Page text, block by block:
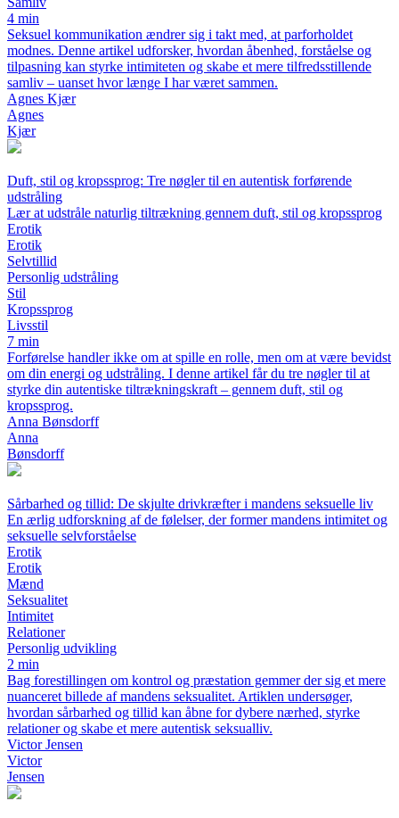
4 min
Seksuel kommunikation ændrer sig i takt med, at parforholdet
modnes. Denne artikel udforsker, hvordan åbenhed, forståelse og
tilpasning kan styrke intimiteten og skabe et mere tilfredsstillende
samliv – uanset hvor længe I har været sammen.
Agnes Kjær
Agnes
Kjær
Duft, stil og kropssprog: Tre nøgler til en autentisk forførende
udstråling
Lær at udstråle naturlig tiltrækning gennem duft, stil og kropssprog
Erotik
Erotik
Selvtillid
Personlig udstråling
Stil
Kropssprog
Livsstil
7 min
Forførelse handler ikke om at spille en rolle, men om at være bevidst
om din energi og udstråling. I denne artikel får du tre nøgler til at
styrke din autentiske tiltrækningskraft – gennem duft, stil og
kropssprog.
Anna Bønsdorff
Anna
Bønsdorff
Sårbarhed og tillid: De skjulte drivkræfter i mandens seksuelle liv
En ærlig udforskning af de følelser, der former mandens intimitet og
seksuelle selvforståelse
Erotik
Erotik
Mænd
Seksualitet
Intimitet
Relationer
Personlig udvikling
2 min
Bag forestillingen om kontrol og præstation gemmer der sig et mere
nuanceret billede af mandens seksualitet. Artiklen undersøger,
hvordan sårbarhed og tillid kan åbne for dybere nærhed, styrke
relationer og skabe et mere autentisk seksualliv.
Victor Jensen
Victor
Jensen